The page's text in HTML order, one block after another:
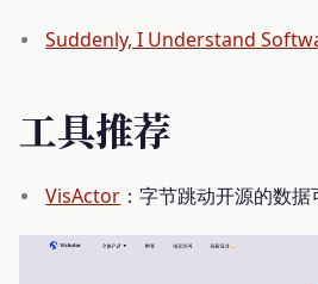
Suddenly, I Understand
工具推荐
VisActor ：字节跳动开源的数